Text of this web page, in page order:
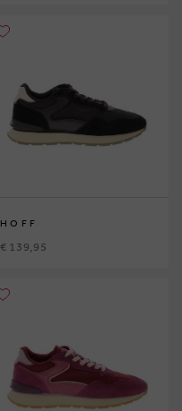
HOFF
€ 139,95